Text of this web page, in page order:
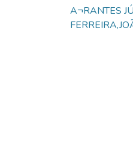
A¬RANTES